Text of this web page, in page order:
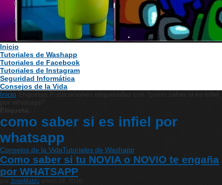
Inicio
Tutoriales de Washapp
Tutoriales de Facebook
Tutoriales de Instagram
Seguridad Informática
Consejos de la Vida
Inicio
como saber si es infiel por
whatsapp
Consejos de la VidaTutoriales de Washapp
Como saber si tu NOVIA o NOVIO te engaña
por WHATSAPP
JoseMatzu